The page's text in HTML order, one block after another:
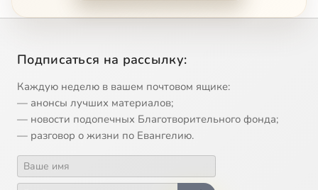
Подписаться на рассылку:
Каждую неделю в вашем почтовом ящике:
— анонсы лучших материалов;
— новости подопечных Благотворительного фонда;
— разговор о жизни по Евангелию.